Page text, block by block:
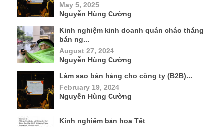
May 5, 2025
Nguyễn Hùng Cường
Kinh nghiệm kinh doanh quán cháo tháng
bán ng...
August 27, 2024
Nguyễn Hùng Cường
Làm sao bán hàng cho công ty (B2B)...
February 19, 2024
Nguyễn Hùng Cường
Kinh nghiêm bán hoa Tết